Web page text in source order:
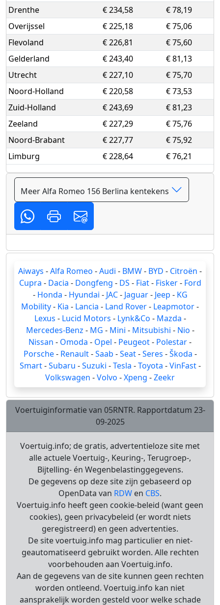
Drenthe
€ 234,58
€ 78,19
Overijssel
€ 225,18
€ 75,06
Flevoland
€ 226,81
€ 75,60
Gelderland
€ 243,40
€ 81,13
Utrecht
€ 227,10
€ 75,70
Noord-Holland
€ 220,58
€ 73,53
Zuid-Holland
€ 243,69
€ 81,23
Zeeland
€ 227,29
€ 75,76
Noord-Brabant
€ 227,77
€ 75,92
Limburg
€ 228,64 € 76,21
Meer Alfa Romeo 156 Berlina kentekens
Aiways -Alfa Romeo -Audi - BMW- BYD - Citroën -
Cupra - Dacia - Dongfeng - DS - Fiat- Fisker- Ford
- Honda - Hyundai - JAC- Jaguar- Jeep - KG
Mobility- Kia - Lancia - Land Rover- Leapmotor-
Lexus - Lucid Motors - Lynk&Co - Mazda -
Mercedes-Benz - MG - Mini - Mitsubishi - Nio -
Nissan - Omoda - Opel - Peugeot- Polestar-
Porsche- Renault-Saab -Seat-Seres -Škoda -
Smart-Subaru -Suzuki -Tesla -Toyota -VinFast-
Volkswagen -Volvo -Xpeng -Zeekr
Voertuiginformatie van 05RNTR. Rapportdatum 23-
09-2025
Voertuig.info; de gratis, advertentieloze site met
alle actuele Voertuig-, Keuring-, Terugroep-,
Bijtelling- én Wegenbelastinggegevens.
De gegevens op deze site zijn gebaseerd op
OpenData van RDW en CBS.
Voertuig.info heeft geen cookie-beleid (want geen
cookies), geen privacybeleid (er wordt niets
geregistreerd) en geen advertenties.
De site voertuig.info mag particulier en niet-
geautomatiseerd gebruikt worden. Alle rechten
voorbehouden aan Voertuig.info.
Aan de gegevens van de site kunnen geen rechten
worden ontleend. Voertuig.info kan niet
aansprakelijk worden gesteld voor welke schade